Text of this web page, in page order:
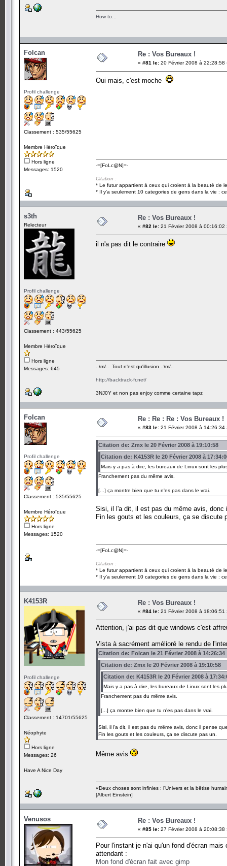
How to...
Folcan
Profil challenge
Classement : 535/55625
Membre Héroïque
Hors ligne
Messages: 1520
Re : Vos Bureaux !
« #81 le: 20 Février 2008 à 22:28:58
Oui mais, c'est moche
-=[FoLc@N]=-
Citation :
* Le futur appartient à ceux qui croient à la beauté de
* Il y'a seulement 10 categories de gens dans la vie :
s3th
Relecteur
Profil challenge
Classement : 443/55625
Membre Héroïque
Hors ligne
Messages: 645
Re : Vos Bureaux !
« #82 le: 21 Février 2008 à 00:16:02
il n'a pas dit le contraire
..\m/.. Tout n'est qu'illusion ..\m/..
http://backtrack-fr.net/
3NJ0Y et non pas enjoy comme certaine tapz
Folcan
Profil challenge
Classement : 535/55625
Membre Héroïque
Hors ligne
Messages: 1520
Re : Re : Re : Vos Bureaux !
« #83 le: 21 Février 2008 à 14:26:34
Citation de: Zmx le 20 Février 2008 à 19:10:58
Citation de: K4153R le 20 Février 2008 à
Mais y a pas à dire, les bureaux de Linux sont les
Franchement pas du même avis.
[...] ça montre bien que tu n'es pas dans le vrai.
Sisi, il l'a dit, il est pas du même avis, donc
Fin les gouts et les couleurs, ça se discute
-=[FoLc@N]=-
Citation :
* Le futur appartient à ceux qui croient à la beauté de
* Il y'a seulement 10 categories de gens dans la vie :
K4153R
Profil challenge
Classement : 14701/55625
Néophyte
Hors ligne
Messages: 26
Have A Nice Day
Re : Vos Bureaux !
« #84 le: 21 Février 2008 à 18:06:51
Attention, j'ai pas dit que windows c'est
Vista à sacrément amélioré le rendu de
Citation de: Folcan le 21 Février 2008 à 14:26:34
Citation de: Zmx le 20 Février 2008 à 19:10:58
Citation de: K4153R le 20 Février 2008 à
Mais y a pas à dire, les bureaux de Linux sont les
Franchement pas du même avis.
[...] ça montre bien que tu n'es pas dans le vrai.
Sisi, il l'a dit, il est pas du même avis, donc il pense
Fin les gouts et les couleurs, ça se discute pas un.
Même avis
«Deux choses sont infinies : l'Univers et la bêtise
[Albert Einstein]
Venusos Re : Vos Bureaux !
« #85 le: 27 Février 2008 à 20:08:38
Pour l'instant je n'ai qu'un fond d'écran
attendant :
Mon fond d'écran fait avec gimp